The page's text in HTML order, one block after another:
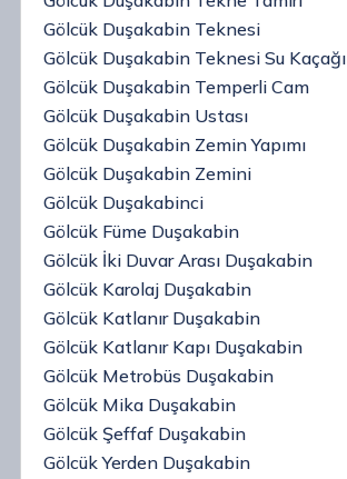
Gölcük Duşakabin Teknesi
Gölcük Duşakabin Teknesi Su Kaçağı
Gölcük Duşakabin Temperli Cam
Gölcük Duşakabin Ustası
Gölcük Duşakabin Zemin Yapımı
Gölcük Duşakabin Zemini
Gölcük Duşakabinci
Gölcük Füme Duşakabin
Gölcük İki Duvar Arası Duşakabin
Gölcük Karolaj Duşakabin
Gölcük Katlanır Duşakabin
Gölcük Katlanır Kapı Duşakabin
Gölcük Metrobüs Duşakabin
Gölcük Mika Duşakabin
Gölcük Şeffaf Duşakabin
Gölcük Yerden Duşakabin